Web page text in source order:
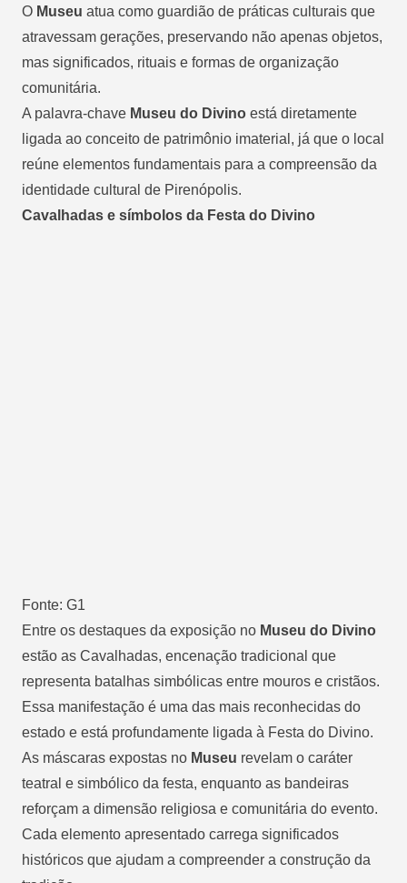
O Museu atua como guardião de práticas culturais que
atravessam gerações, preservando não apenas objetos,
mas significados, rituais e formas de organização
comunitária.
A palavra-chave Museu do Divino está diretamente
ligada ao conceito de patrimônio imaterial, já que o local
reúne elementos fundamentais para a compreensão da
identidade cultural de Pirenópolis.
Cavalhadas e símbolos da Festa do Divino
Fonte: G1
Entre os destaques da exposição no Museu do Divino
estão as Cavalhadas, encenação tradicional que
representa batalhas simbólicas entre mouros e cristãos.
Essa manifestação é uma das mais reconhecidas do
estado e está profundamente ligada à Festa do Divino.
As máscaras expostas no Museu revelam o caráter
teatral e simbólico da festa, enquanto as bandeiras
reforçam a dimensão religiosa e comunitária do evento.
Cada elemento apresentado carrega significados
históricos que ajudam a compreender a construção da